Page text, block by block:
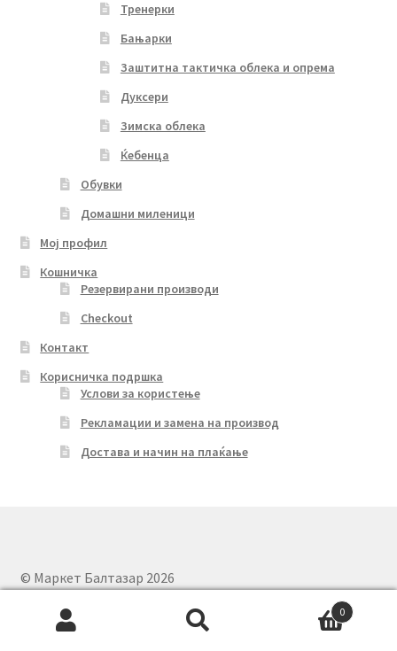
Тренерки
Бањарки
Заштитна тактичка облека и опрема
Дуксери
Зимска облека
Ќебенца
Обувки
Домашни миленици
Мој профил
Кошничка
Резервирани производи
Checkout
Контакт
Корисничка подршка
Услови за користење
Рекламации и замена на производ
Достава и начин на плаќање
© Маркет Балтазар 2026
0